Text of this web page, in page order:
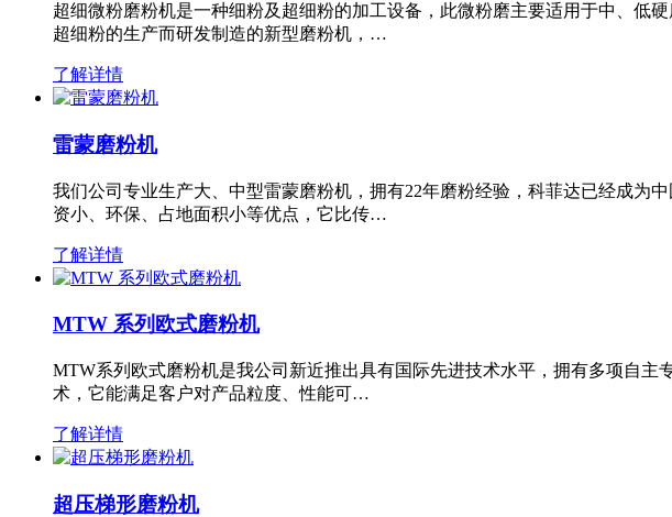
超细微粉磨粉机是一种细粉及超细粉的加工设备，此微粉磨主要适用于中、低
超细粉的生产而研发制造的新型磨粉机，…
了解详情
雷蒙磨粉机
我们公司专业生产大、中型雷蒙磨粉机，拥有22年磨粉经验，科菲达已经成为
资小、环保、占地面积小等优点，它比传…
了解详情
MTW 系列欧式磨粉机
MTW系列欧式磨粉机是我公司新近推出具有国际先进技术水平，拥有多项自
术，它能满足客户对产品粒度、性能可…
了解详情
超压梯形磨粉机